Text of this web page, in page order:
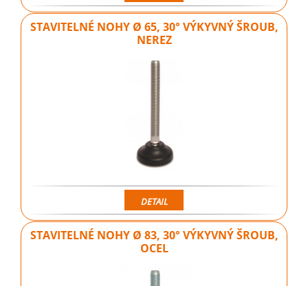
STAVITELNÉ NOHY Ø 65, 30° VÝKYVNÝ ŠROUB,
NEREZ
DETAIL
STAVITELNÉ NOHY Ø 83, 30° VÝKYVNÝ ŠROUB,
OCEL